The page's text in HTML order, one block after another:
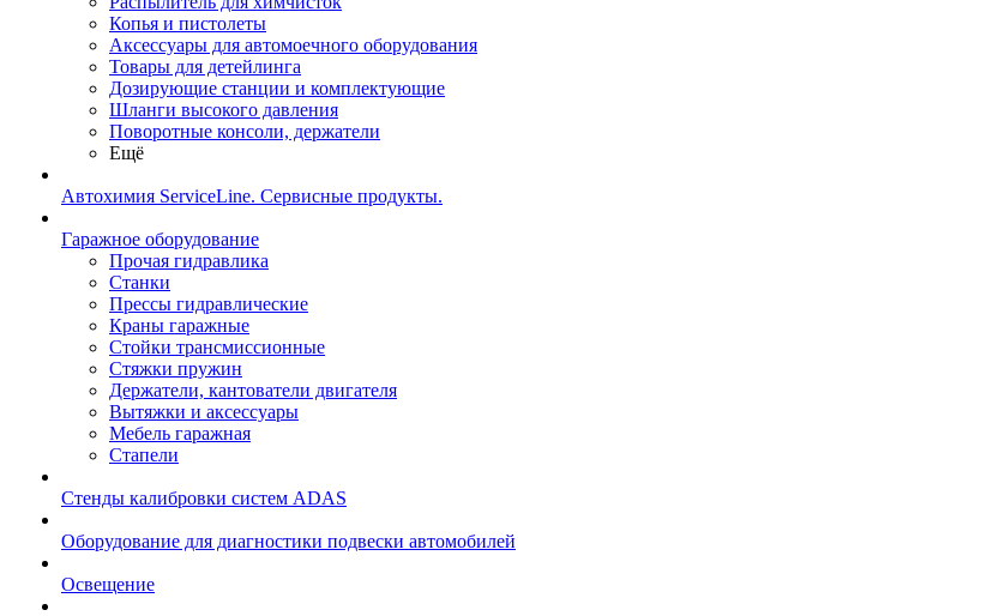
Копья и пистолеты
Аксессуары для автомоечного оборудования
Товары для детейлинга
Дозирующие станции и комплектующие
Шланги высокого давления
Поворотные консоли, держатели
Ещё
Автохимия ServiceLine. Сервисные продукты.
Гаражное оборудование
Прочая гидравлика
Станки
Прессы гидравлические
Краны гаражные
Стойки трансмиссионные
Стяжки пружин
Держатели, кантователи двигателя
Вытяжки и аксессуары
Мебель гаражная
Стапели
Стенды калибровки систем ADAS
Оборудование для диагностики подвески автомобилей
Освещение